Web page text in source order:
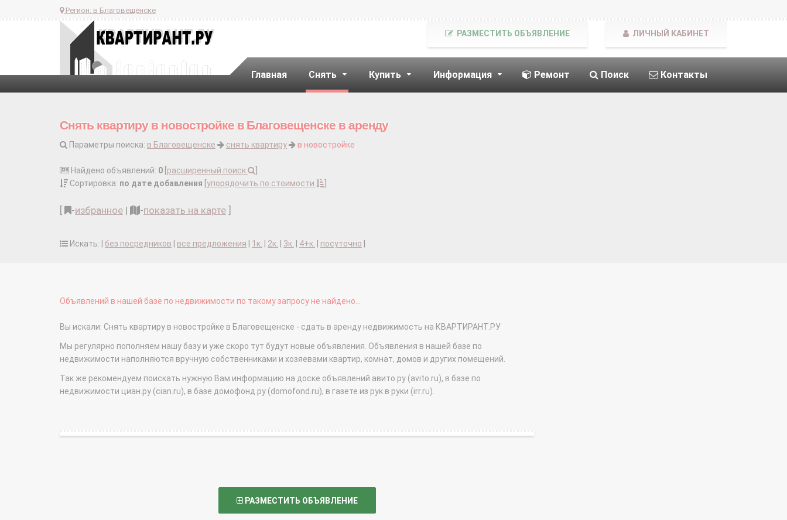
Регион: в Благовещенске
Главная Снять Купить Информация Ремонт Поиск Контакты
РАЗМЕСТИТЬ ОБЪЯВЛЕНИЕ ЛИЧНЫЙ КАБИНЕТ
Снять квартиру в новостройке в Благовещенске в аренду
Параметры поиска: в Благовещенске снять квартиру в новостройке
Найдено объявлений: 0 расширенный поиск
Сортировка: по дате добавления упорядочить по стоимости
-избранное | -показать на карте
Искать: | без посредников все предложения 1к. 2к. 3к. 4+к. посуточно
Объявлений в нашей базе по недвижимости по такому запросу не найдено...
Вы искали: Снять квартиру в новостройке в Благовещенске - сдать в аренду недвижимость на КВАРТИРАНТ.РУ
Мы регулярно пополняем нашу базу и уже скоро тут будут новые объявления. Объявления в нашей базе по
недвижимости наполняются вручную собственниками и хозяевами квартир, комнат, домов и других помещений.
Так же рекомендуем поискать нужную Вам информацию на доске объявлений авито.ру (avito.ru), в базе по
недвижимости циан.ру (cian.ru), в базе домофонд.ру (domofond.ru), в газете из рук в руки (irr.ru).
РАЗМЕСТИТЬ ОБЪЯВЛЕНИЕ